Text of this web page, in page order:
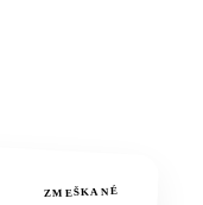
ZMEŠKANÉ